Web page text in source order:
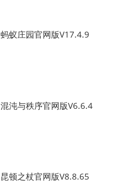
蚂蚁庄园官网版V17.4.9
混沌与秩序官网版V6.6.4
昆顿之杖官网版V8.8.65